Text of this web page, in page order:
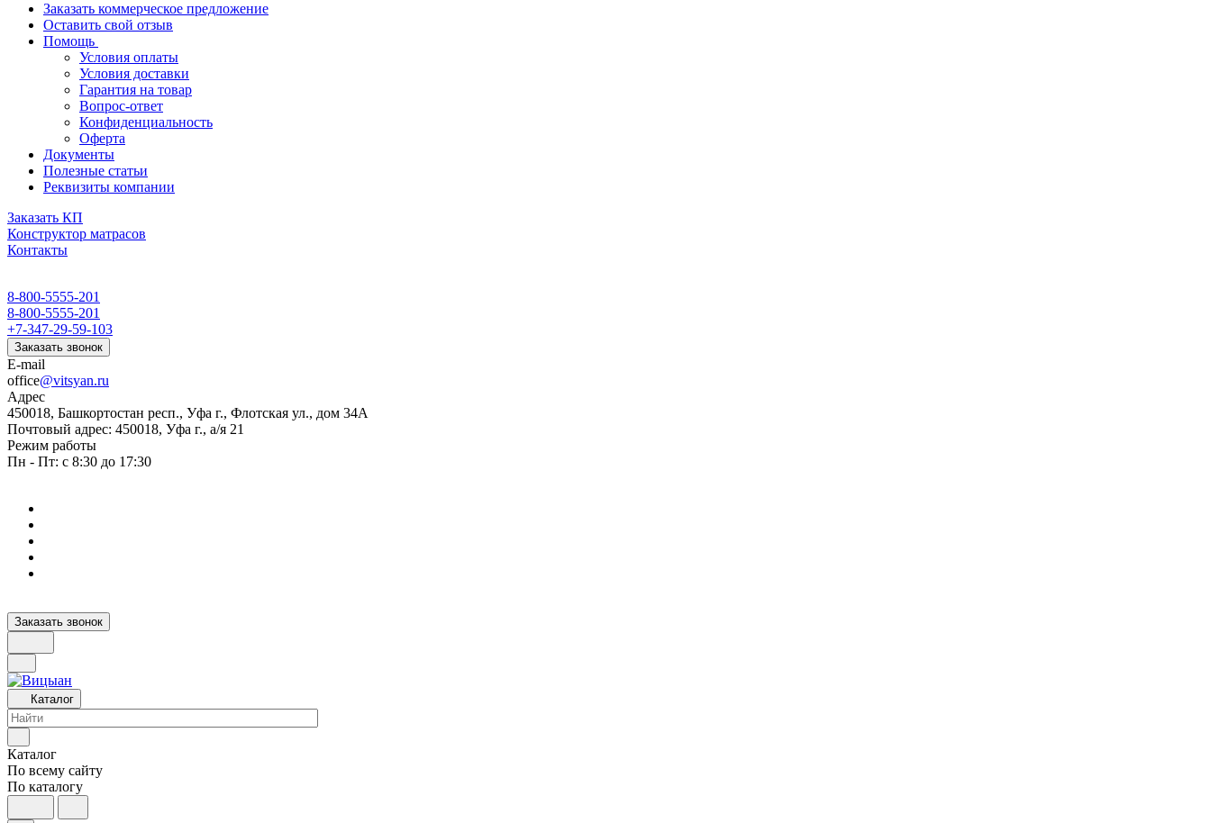
Заказать коммерческое предложение
Оставить свой отзыв
Помощь
Условия оплаты
Условия доставки
Гарантия на товар
Вопрос-ответ
Конфиденциальность
Оферта
Документы
Полезные статьи
Реквизиты компании
Заказать КП
Конструктор матрасов
Контакты
8-800-5555-201
8-800-5555-201
+7-347-29-59-103
Заказать звонок
E-mail
office@vitsyan.ru
Адрес
450018, Башкортостан респ., Уфа г., Флотская ул., дом 34А
Почтовый адрес: 450018, Уфа г., а/я 21
Режим работы
Пн - Пт: с 8:30 до 17:30
Заказать звонок
Каталог
Каталог
По всему сайту
По каталогу